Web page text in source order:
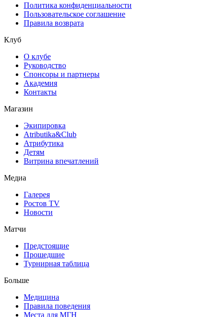
Политика конфиденциальности
Пользовательское соглашение
Правила возврата
Клуб
О клубе
Руководство
Спонсоры и партнеры
Академия
Контакты
Магазин
Экипировка
Atributika&Club
Атрибутика
Детям
Витрина впечатлений
Медиа
Галерея
Ростов TV
Новости
Матчи
Предстоящие
Прошедшие
Турнирная таблица
Больше
Медицина
Правила поведения
Места для МГН